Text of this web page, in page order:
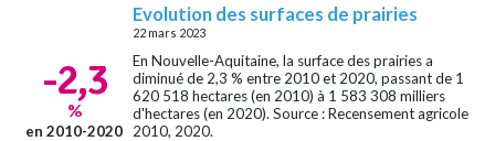
-2,3
%
en 2010-2020
Evolution des surfaces de prairies
22 mars 2023
En Nouvelle-Aquitaine, la surface des prairies a
diminué de 2,3 % entre 2010 et 2020, passant de 1
620 518 hectares (en 2010) à 1 583 308 milliers
d'hectares (en 2020). Source : Recensement agricole
2010, 2020.